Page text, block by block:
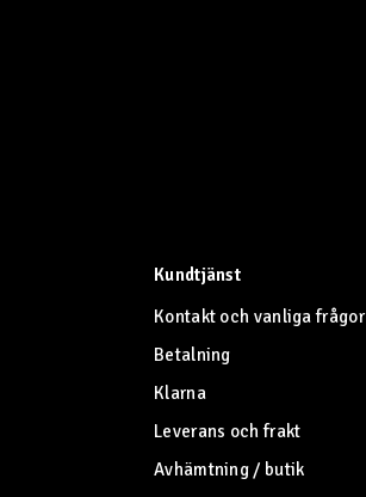
Kundtjänst
Kontakt och vanliga frågor
Betalning
Klarna
Leverans och frakt
Avhämtning / butik